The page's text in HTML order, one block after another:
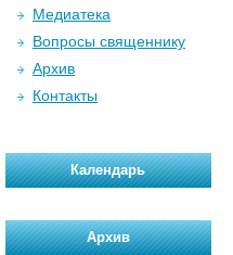
Медиатека
Вопросы священнику
Архив
Контакты
Календарь
Архив